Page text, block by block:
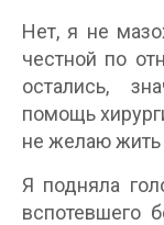
Нет, я не
честной по
остались,
помощь
не желаю
Я подняла
вспотевшего